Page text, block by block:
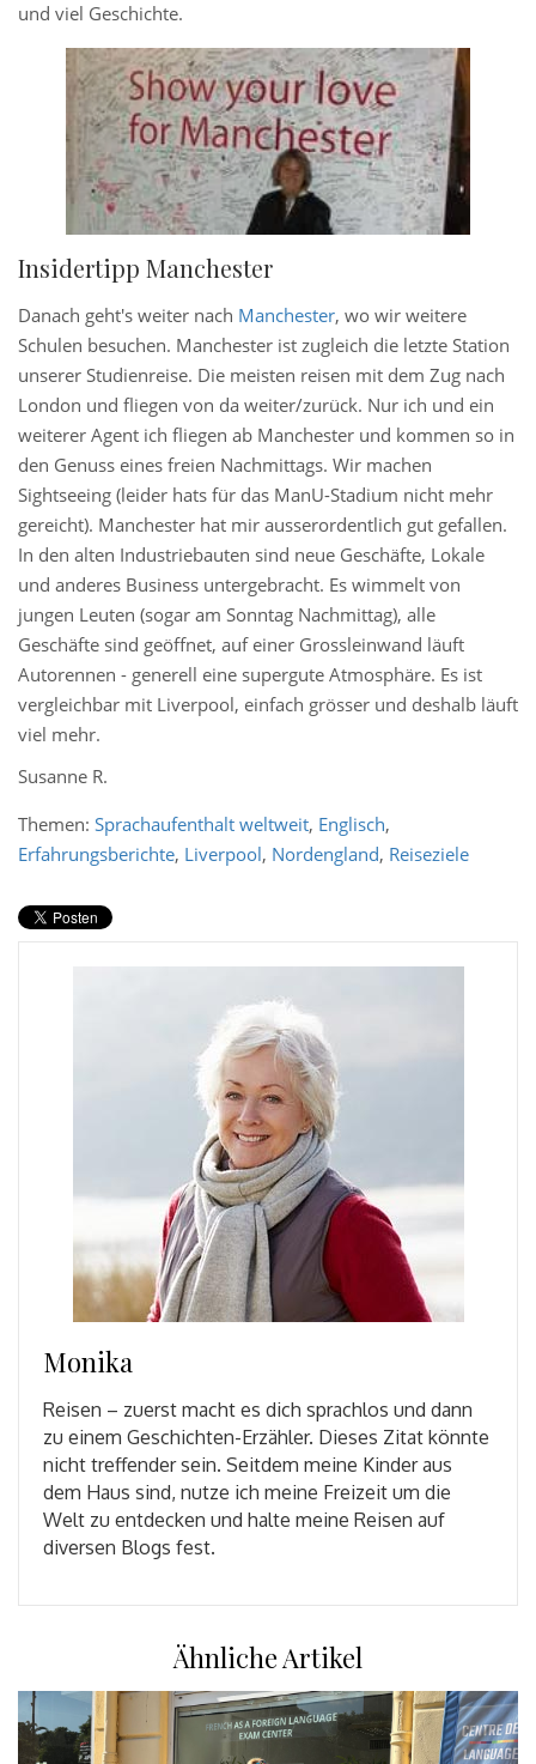
und viel Geschichte.
Insidertipp Manchester
Danach geht's weiter nach Manchester, wo wir weitere
Schulen besuchen. Manchester ist zugleich die letzte Station
unserer Studienreise. Die meisten reisen mit dem Zug nach
London und fliegen von da weiter/zurück. Nur ich und ein
weiterer Agent ich fliegen ab Manchester und kommen so in
den Genuss eines freien Nachmittags. Wir machen
Sightseeing (leider hats für das ManU-Stadium nicht mehr
gereicht). Manchester hat mir ausserordentlich gut gefallen.
In den alten Industriebauten sind neue Geschäfte, Lokale
und anderes Business untergebracht. Es wimmelt von
jungen Leuten (sogar am Sonntag Nachmittag), alle
Geschäfte sind geöffnet, auf einer Grossleinwand läuft
Autorennen - generell eine supergute Atmosphäre. Es ist
vergleichbar mit Liverpool, einfach grösser und deshalb läuft
viel mehr.
Susanne R.
Themen: Sprachaufenthalt weltweit, Englisch,
Erfahrungsberichte, Liverpool, Nordengland, Reiseziele
Monika
Reisen – zuerst macht es dich sprachlos und dann
zu einem Geschichten-Erzähler. Dieses Zitat könnte
nicht treffender sein. Seitdem meine Kinder aus
dem Haus sind, nutze ich meine Freizeit um die
Welt zu entdecken und halte meine Reisen auf
diversen Blogs fest.
Ähnliche Artikel